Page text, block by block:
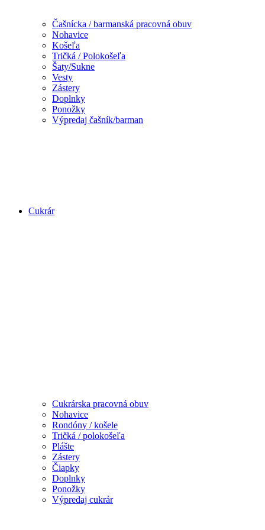
Čašnícka / barmanská pracovná obuv
Nohavice
Košeľa
Tričká / Polokošeľa
Šaty/Sukne
Vesty
Zástery
Doplnky
Ponožky
Výpredaj čašník/barman
Cukrár
Cukrárska pracovná obuv
Nohavice
Rondóny / košele
Tričká / polokošeľa
Plášte
Zástery
Čiapky
Doplnky
Ponožky
Výpredaj cukrár